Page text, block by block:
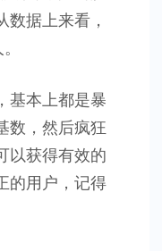
数据上来看，
基本上都是暴
数，然后疯狂
以获得有效的
的用户，记得